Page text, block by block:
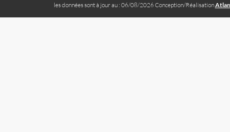
les données sont à jour au : 06/08/2026 Conception/Réalisation